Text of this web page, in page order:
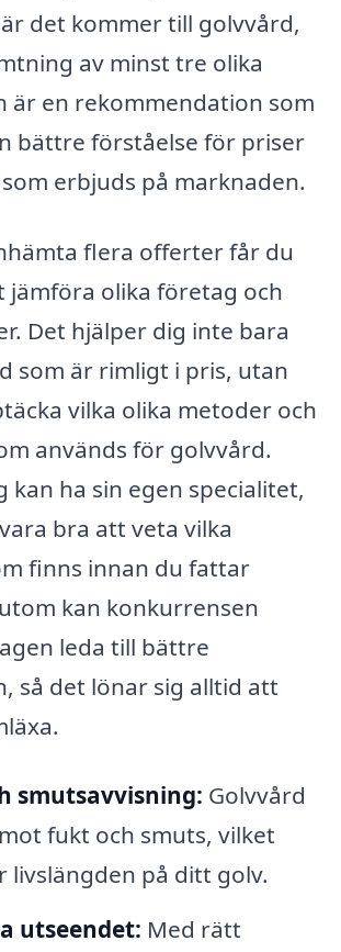
det kommer till golvvård,
av minst tre olika
är en rekommendation som
bättre förståelse för priser
erbjuds på marknaden.
flera offerter får du
jämföra olika företag och
Det hjälper dig inte bara
som är rimligt i pris, utan
vilka olika metoder och
används för golvvård.
kan ha sin egen specialitet,
bra att veta vilka
finns innan du fattar
kan konkurrensen
leda till bättre
så det lönar sig alltid att
smutsavvisning: Golvvård
fukt och smuts, vilket
livslängden på ditt golv.
utseendet: Med rätt